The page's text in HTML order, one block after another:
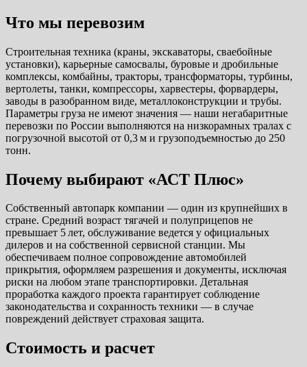
Что мы перевозим
Строительная техника (краны, экскаваторы, сваебойные
установки), карьерные самосвалы, буровые и дробильные
комплексы, комбайны, тракторы, трансформаторы, турбины,
вертолеты, танки, компрессоры, харвестеры, форвардеры,
заводы в разобранном виде, металлоконструкции и трубы.
Параметры груза не имеют значения — наши негабаритные
перевозки по России выполняются на низкорамных тралах с
погрузочной высотой от 0,3 м и грузоподъемностью до 250
тонн.
Почему выбирают «АСТ Плюс»
Собственный автопарк компании — один из крупнейших в
стране. Средний возраст тягачей и полуприцепов не
превышает 5 лет, обслуживание ведется у официальных
дилеров и на собственной сервисной станции. Мы
обеспечиваем полное сопровождение автомобилей
прикрытия, оформляем разрешения и документы, исключая
риски на любом этапе транспортировки. Детальная
проработка каждого проекта гарантирует соблюдение
законодательства и сохранность техники — в случае
повреждений действует страховая защита.
Стоимость и расчет